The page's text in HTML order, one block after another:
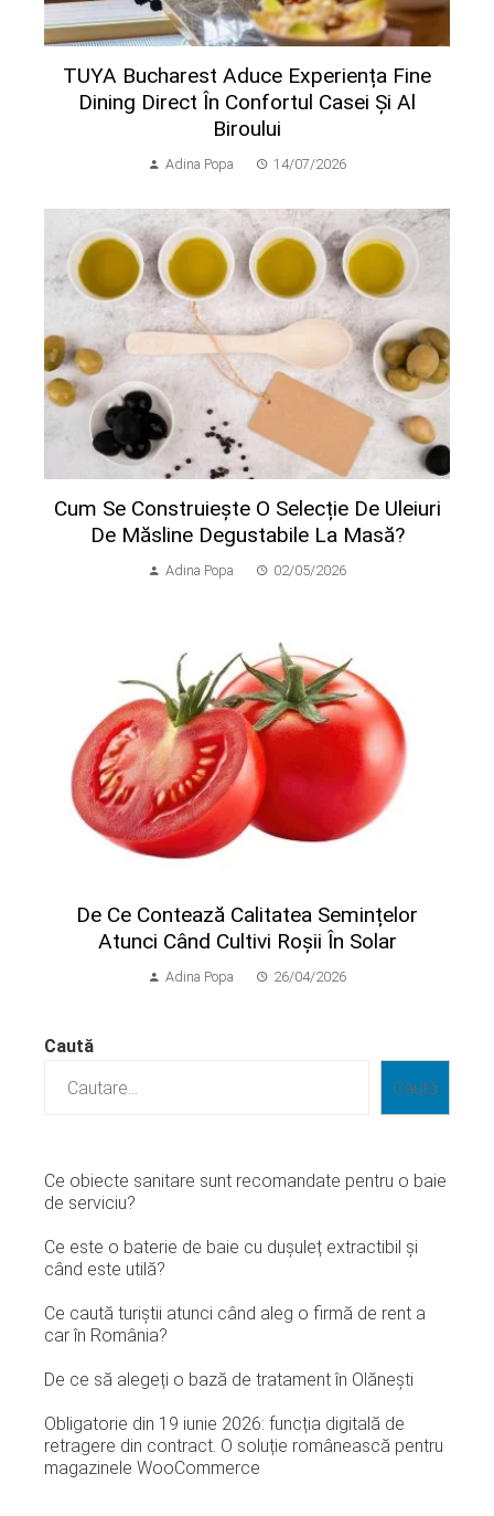
TUYA Bucharest Aduce Experiența Fine
Dining Direct În Confortul Casei Și Al
Biroului
Adina Popa 14/07/2026
Cum Se Construiește O Selecție De Uleiuri
De Măsline Degustabile La Masă?
Adina Popa 02/05/2026
​De Ce Contează Calitatea Semințelor
Atunci Când Cultivi Roșii În Solar
Adina Popa 26/04/2026
Caută
Caută
Ce obiecte sanitare sunt recomandate pentru o baie
de serviciu?
Ce este o baterie de baie cu dușuleț extractibil și
când este utilă?
Ce caută turiștii atunci când aleg o firmă de rent a
car în România?
De ce să alegeți o bază de tratament în Olănești
Obligatorie din 19 iunie 2026: funcția digitală de
retragere din contract. O soluție românească pentru
magazinele WooCommerce